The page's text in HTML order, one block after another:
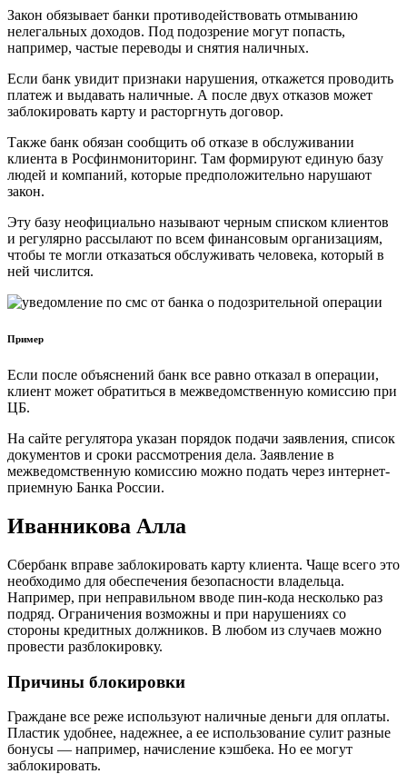
Закон обязывает банки противодействовать отмыванию
нелегальных доходов. Под подозрение могут попасть,
например, частые переводы и снятия наличных.
Если банк увидит признаки нарушения, откажется проводить
платеж и выдавать наличные. А после двух отказов может
заблокировать карту и расторгнуть договор.
Также банк обязан сообщить об отказе в обслуживании
клиента в Росфинмониторинг. Там формируют единую базу
людей и компаний, которые предположительно нарушают
закон.
Эту базу неофициально называют черным списком клиентов
и регулярно рассылают по всем финансовым организациям,
чтобы те могли отказаться обслуживать человека, который в
ней числится.
Пример
Если после объяснений банк все равно отказал в операции,
клиент может обратиться в межведомственную комиссию при
ЦБ.
На сайте регулятора указан порядок подачи заявления, список
документов и сроки рассмотрения дела. Заявление в
межведомственную комиссию можно подать через интернет-
приемную Банка России.
Иванникова Алла
Сбербанк вправе заблокировать карту клиента. Чаще всего это
необходимо для обеспечения безопасности владельца.
Например, при неправильном вводе пин-кода несколько раз
подряд. Ограничения возможны и при нарушениях со
стороны кредитных должников. В любом из случаев можно
провести разблокировку.
Причины блокировки
Граждане все реже используют наличные деньги для оплаты.
Пластик удобнее, надежнее, а ее использование сулит разные
бонусы — например, начисление кэшбека. Но ее могут
заблокировать.